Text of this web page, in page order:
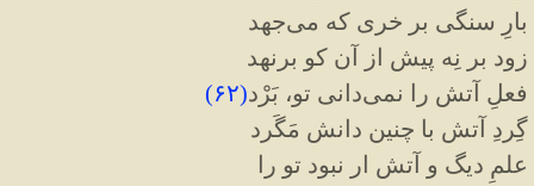
بارِ سنگی بر خری که می‌جهد
زود بر نِه پیش از آن کو برنهد
فعلِ آتش را نمی‌دانی تو، بَرْد(۶۲)
گِردِ آتش با چنین دانش مَگَرد
علمِ دیگ و آتش ار نبود تو را